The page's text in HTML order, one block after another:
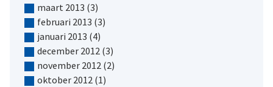
maart 2013 (3)
februari 2013 (3)
januari 2013 (4)
december 2012 (3)
november 2012 (2)
oktober 2012 (1)